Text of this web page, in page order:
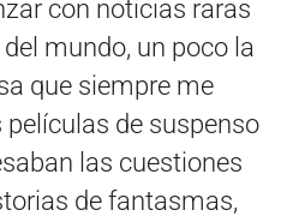
con noticias raras
mundo, un poco la
que siempre me
películas de suspenso
las cuestiones
de fantasmas,